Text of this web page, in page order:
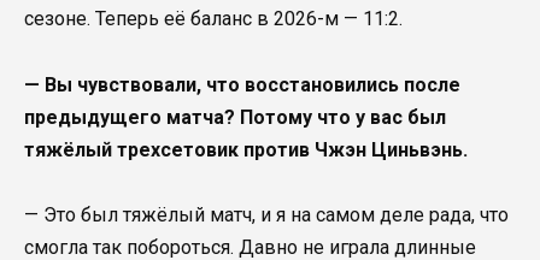
сезоне. Теперь её баланс в 2026-м — 11:2.
— Вы чувствовали, что восстановились после
предыдущего матча? Потому что у вас был
тяжёлый трехсетовик против Чжэн Циньвэнь.
— Это был тяжёлый матч, и я на самом деле рада, что
смогла так побороться. Давно не играла длинные